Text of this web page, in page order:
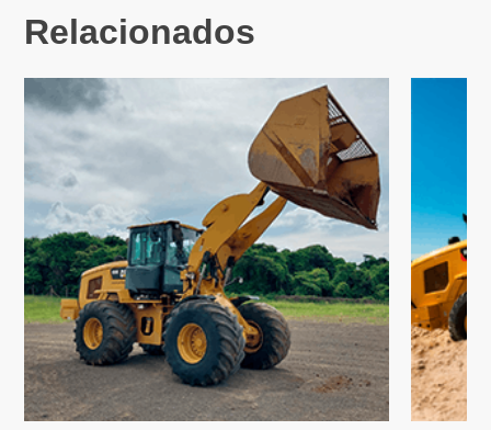
Relacionados